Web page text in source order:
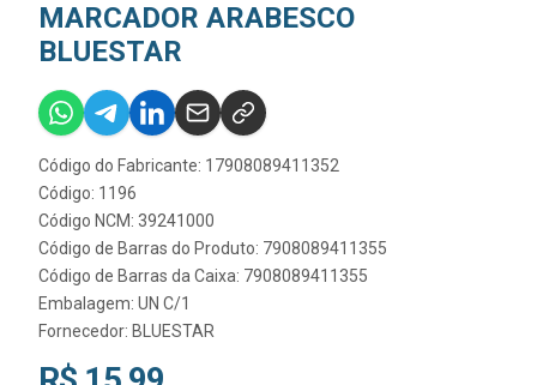
MARCADOR ARABESCO
BLUESTAR
Código do Fabricante: 17908089411352
Código: 1196
Código NCM: 39241000
Código de Barras do Produto: 7908089411355
Código de Barras da Caixa: 7908089411355
Embalagem: UN C/1
Fornecedor: BLUESTAR